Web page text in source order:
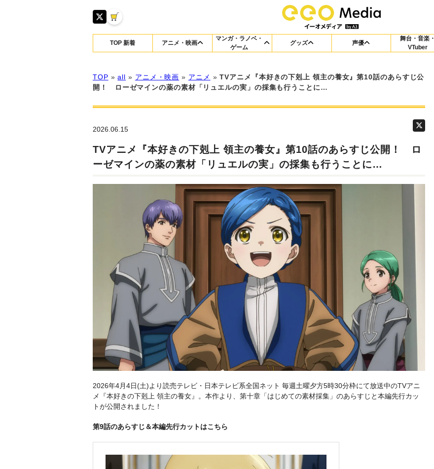
TOP 新着 アニメ・映画
マンガ・ラノベ・
ゲーム
グッズ 声優
舞台・音楽・
VTuber
TOP »all » アニメ・映画 » アニメ »TVアニメ『本好きの下剋上 領主の養女』第10話のあらすじ公
開！ ローゼマインの薬の素材「リュエルの実」の採集も行うことに…
2026.06.15
TVアニメ『本好きの下剋上 領主の養女』第10話のあらすじ公開！ ロ
ーゼマインの薬の素材「リュエルの実」の採集も行うことに…
2026年4月4日(土)より読売テレビ・日本テレビ系全国ネット 毎週土曜夕方5時30分枠にて放送中のTVアニ
メ『本好きの下剋上 領主の養女』。本作より、第十章「はじめての素材採集」のあらすじと本編先行カッ
トが公開されました！
第9話のあらすじ＆本編先行カットはこちら